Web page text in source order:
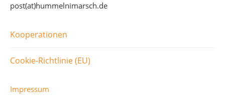
post(at)hummelnimarsch.de
Kooperationen
Cookie-Richtlinie (EU)
Impressum